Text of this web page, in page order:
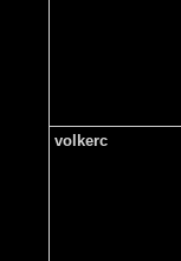
volkerc